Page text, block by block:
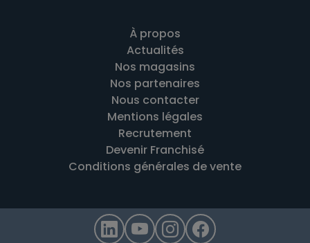
À propos
Actualités
Nos magasins
Nos partenaires
Nous contacter
Mentions légales
Recrutement
Devenir Franchisé
Conditions générales de vente